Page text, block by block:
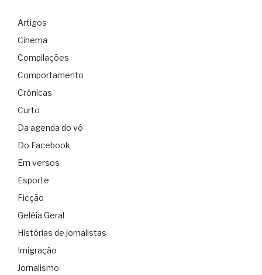
Artigos
Cinema
Compilações
Comportamento
Crônicas
Curto
Da agenda do vô
Do Facebook
Em versos
Esporte
Ficção
Geléia Geral
Histórias de jornalistas
Imigração
Jornalismo